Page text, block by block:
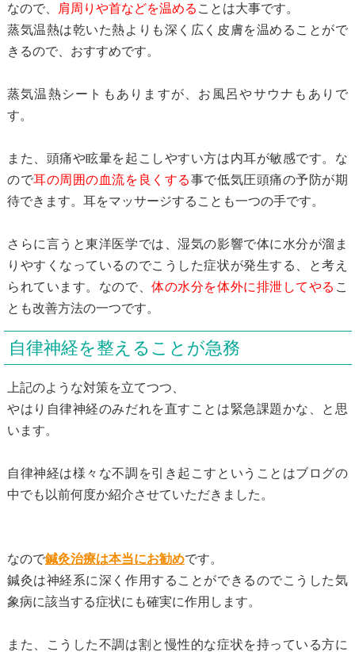
なので、 肩周りや首などを温める ことは大事です。
蒸気温熱は乾いた熱よりも深く広く皮膚を温めることがで
きるので、おすすめです。
蒸気温熱シートもありますが、お風呂やサウナもありで
す。
また、頭痛や眩暈を起こしやすい方は内耳が敏感です。な
ので耳の周囲の血流を良くする事で低気圧頭痛の予防が期
待できます。耳をマッサージすることも一つの手です。
さらに言うと東洋医学では、湿気の影響で体に水分が溜ま
りやすくなっているのでこうした症状が発生する、と考え
られています。なので、体の水分を体外に排泄してやる こ
とも改善方法の一つです。
自律神経を整えることが急務
上記のような対策を立てつつ、
やはり自律神経のみだれを直すことは緊急課題かな、と思
います。
自律神経は様々な不調を引き起こすということはブログの
中でも以前何度か紹介させていただきました。
なので鍼灸治療は本当にお勧めです。
鍼灸は神経系に深く作用することができるのでこうした気
象病に該当する症状にも確実に作用します。
また、こうした不調は割と慢性的な症状を持っている方に